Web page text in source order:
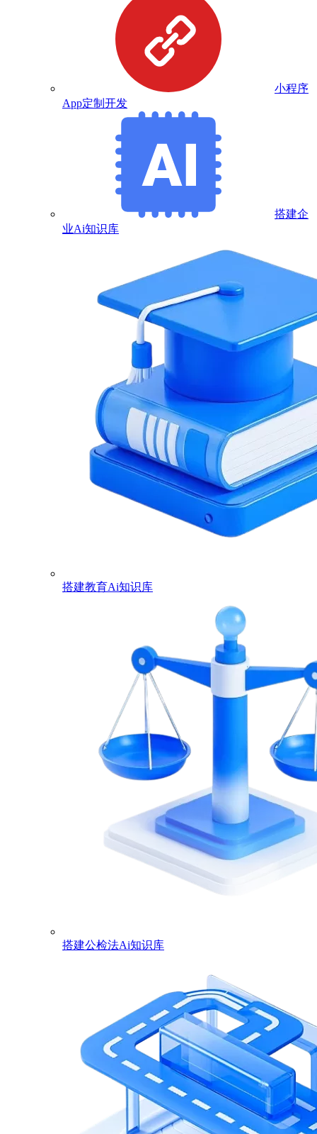
小程序
App定制开发
搭建企
业Ai知识库
搭建教育Ai知识库
搭建公检法Ai知识库